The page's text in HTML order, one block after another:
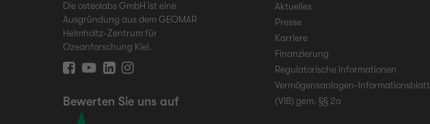
Die osteolabs GmbH ist eine
Ausgründung aus dem GEOMAR
Helmholtz-Zentrum für
Ozeanforschung Kiel.
Bewerten Sie uns auf
Aktuelles
Presse
Karriere
Finanzierung
Regulatorische Informationen
Vermögensanlagen-Informationsblatt
(VIB) gem. §§ 2a